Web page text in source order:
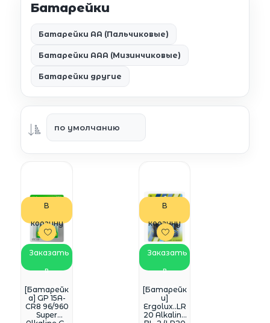
Батарейки
Батарейки AA (Пальчиковые)
Батарейки AAA (Мизинчиковые)
Батарейки другие
В
корзину
Заказать
в
WhatsApp
[Батарейк
а] GP 15A-
CR8 96/960
Super
В
корзину
Заказать
в
WhatsApp
[Батарейк
и]
Ergolux..LR
20 Alkaline